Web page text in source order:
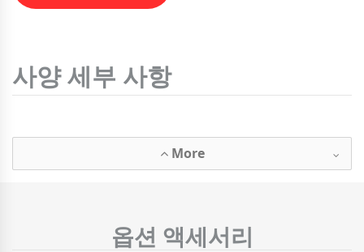
사양 세부 사항
More
옵션 액세서리